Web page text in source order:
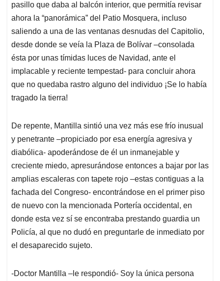
pasillo que daba al balcón interior, que permitía revisar
ahora la “panorámica” del Patio Mosquera, incluso
saliendo a una de las ventanas desnudas del Capitolio,
desde donde se veía la Plaza de Bolívar –consolada
ésta por unas tímidas luces de Navidad, ante el
implacable y reciente tempestad- para concluir ahora
que no quedaba rastro alguno del individuo ¡Se lo había
tragado la tierra!
De repente, Mantilla sintió una vez más ese frío inusual
y penetrante –propiciado por esa energía agresiva y
diabólica- apoderándose de él un inmanejable y
creciente miedo, apresurándose entonces a bajar por las
amplias escaleras con tapete rojo –estas contiguas a la
fachada del Congreso- encontrándose en el primer piso
de nuevo con la mencionada Portería occidental, en
donde esta vez sí se encontraba prestando guardia un
Policía, al que no dudó en preguntarle de inmediato por
el desaparecido sujeto.
-Doctor Mantilla –le respondió- Soy la única persona